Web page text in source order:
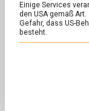
Einige Services
den USA gemäß
Gefahr, dass US-
besteht.
Es folgt eine